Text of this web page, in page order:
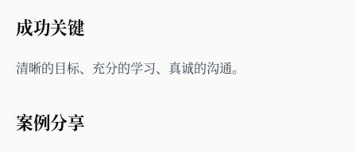
成功关键
清晰的目标、充分的学习、真诚的沟通。
案例分享